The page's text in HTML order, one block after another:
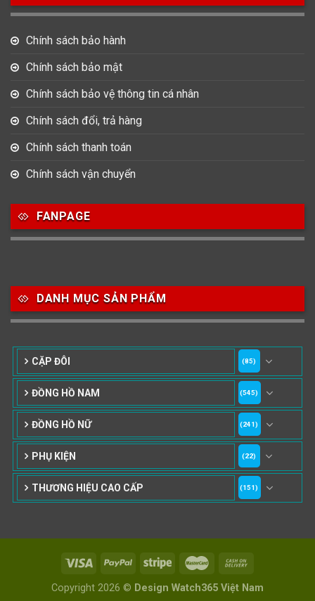
Chính sách bảo hành
Chính sách bảo mật
Chính sách bảo vệ thông tin cá nhân
Chính sách đổi, trả hàng
Chính sách thanh toán
Chính sách vận chuyển
FANPAGE
DANH MỤC SẢN PHẨM
CẶP ĐÔI (85)
ĐỒNG HỒ NAM (545)
ĐỒNG HỒ NỮ (241)
PHỤ KIỆN (22)
THƯƠNG HIỆU CAO CẤP (151)
Copyright 2026 © Design Watch365 Việt Nam